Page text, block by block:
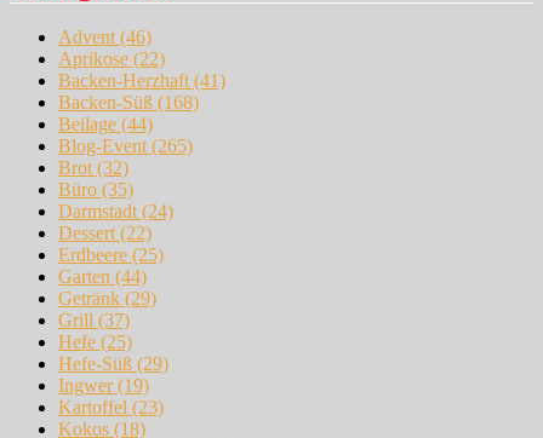
Advent(46)
Aprikose (22)
Backen-Herzhaft(41)
Backen-Süß (168)
Beilage (44)
Blog-Event(265)
Brot(32)
Büro (35)
Darmstadt(24)
Dessert(22)
Erdbeere (25)
Garten (44)
Getränk (29)
Grill (37)
Hefe (25)
Hefe-Süß (29)
Ingwer(19)
Kartoffel (23)
Kokos (18)